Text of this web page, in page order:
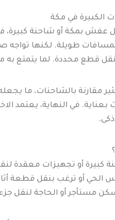
الكبيرة في مكة
عفش بمكة أو شاحنة كبيرة،
طويلة. لكنها تواجه
لنقل قطع محددة. لما يتمتع
مقارنة بالشاحنات، ما
في النهاية، يعتمد
كبيرة أو تجهيزات معقدة
الحي أو ترغب بنقل قطعة
مستأجر أو الحاجة لنقل